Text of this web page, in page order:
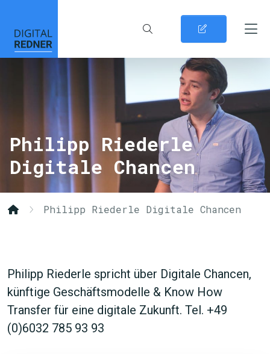
Philipp Riederle
Digitale Chancen
Philipp Riederle Digitale Chancen
Philipp Riederle spricht über Digitale Chancen,
künftige Geschäftsmodelle & Know How
Transfer für eine digitale Zukunft. Tel. +49
(0)6032 785 93 93